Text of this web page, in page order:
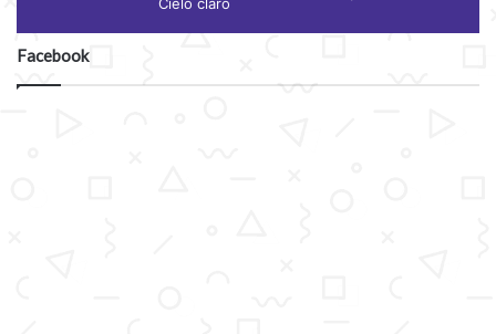
Facebook